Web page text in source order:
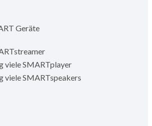
Geräte
viele SMARTplayer
viele SMARTspeakers